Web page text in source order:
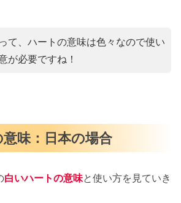
て、ハートの意味は色々なので使い
が必要ですね！
味：日本の場合
白いハートの意味と使い方を見ていき